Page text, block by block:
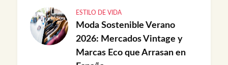
ESTILO DE VIDA
Moda Sostenible Verano
2026: Mercados Vintage y
Marcas Eco que Arrasan en